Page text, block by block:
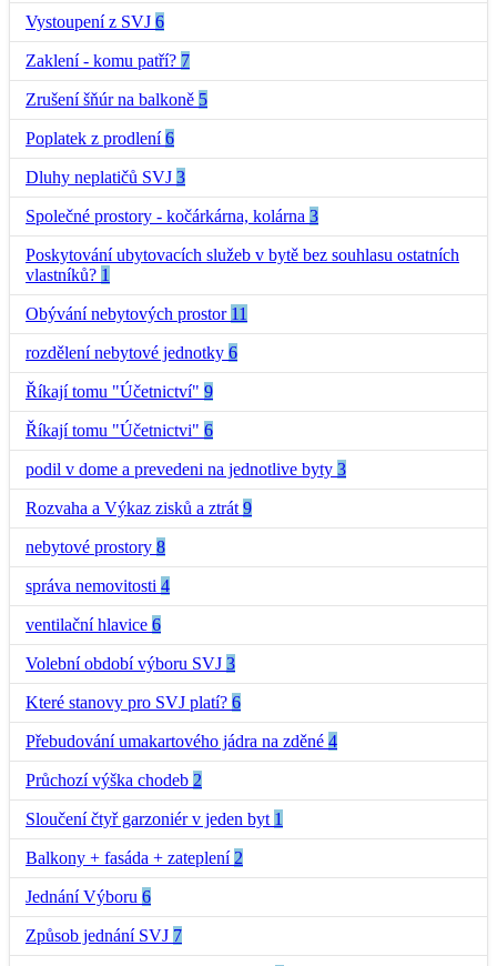
Vystoupení z SVJ 6
Zaklení - komu patří? 7
Zrušení šňúr na balkoně 5
Poplatek z prodlení6
Dluhy neplatičů SVJ 3
Společné prostory - kočárkárna, kolárna 3
Poskytování ubytovacích služeb v bytě bez souhlasu ostatních
vlastníků? 1
Obývání nebytových prostor 11
rozdělení nebytové jednotky 6
Říkají tomu "Účetnictví" 9
Říkají tomu "Účetnictvi" 6
podil v dome a prevedeni na jednotlive byty 3
Rozvaha a Výkaz zisků a ztrát 9
nebytové prostory 8
správa nemovitosti 4
ventilační hlavice 6
Volební období výboru SVJ 3
Které stanovy pro SVJ platí? 6
Přebudování umakartového jádra na zděné 4
Průchozí výška chodeb 2
Sloučení čtyř garzoniér v jeden byt 1
Balkony + fasáda + zateplení 2
Jednání Výboru 6
Způsob jednání SVJ 7